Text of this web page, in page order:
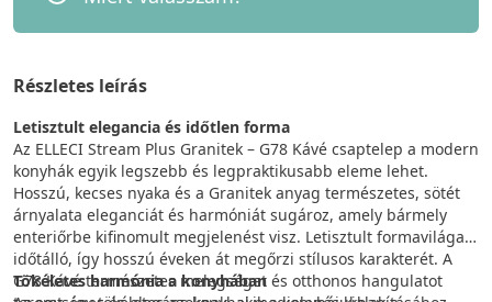
Részletes leírás
Letisztult elegancia és időtlen forma
Az ELLECI Stream Plus Granitek – G78 Kávé csaptelep a modern
konyhák egyik legszebb és legpraktikusabb eleme lehet.
Hosszú, kecses nyaka és a Granitek anyag természetes, sötét
árnyalata eleganciát és harmóniát sugároz, amely bármely
enteriőrbe kifinomult megjelenést visz. Letisztult formavilága
időtálló, így hosszú éveken át megőrzi stílusos karakterét. A
G78 Kávé természetes melegséget és otthonos hangulatot
Tökéletes harmónia a konyhában